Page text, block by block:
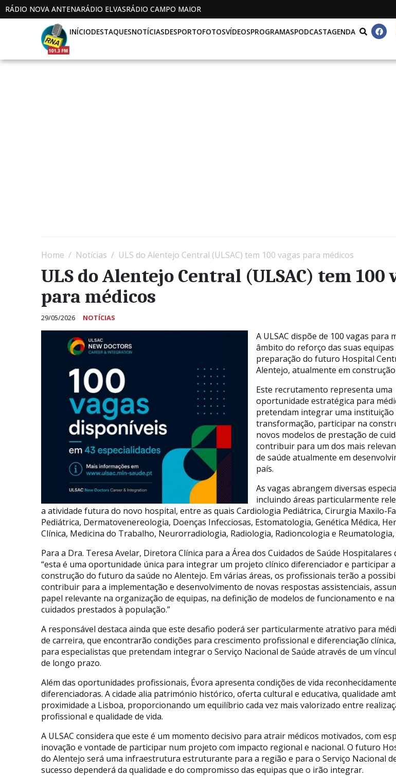
RÁDIO NOVA ANTENARÁDIO ELVASRÁDIO CAMPO MAIOR
INÍCIODESTAQUESNOTÍCIASDESPORTOFOTOSVÍDEOSPROGRAMASPODCASTAGENDA
Home Notícias ULS do Alentejo Central (ULSAC) tem 100 vagas para médicos
ULS do Alentejo Central (ULSAC) tem 100
para médicos
29/05/2026 NOTÍCIAS
A ULSAC dispõe de 100 vagas para
âmbito do reforço das suas equipas
preparação do futuro Hospital
Alentejo, atualmente em construção
Este recrutamento representa uma
oportunidade estratégica para
pretendam integrar uma instituição
transformação, participar na
novos modelos de prestação de
contribuir para um dos mais
de saúde atualmente em
país.
As vagas abrangem diversas
incluindo áreas particularmente
a atividade futura do novo hospital, entre as quais Cardiologia Pediátrica, Cirurgia Maxilo-
Pediátrica, Dermatovenereologia, Doenças Infecciosas, Estomatologia, Genética Médica,
Clínica, Medicina do Trabalho, Neurorradiologia, Radiologia, Radioncologia e
Para a Dra. Teresa Avelar, Diretora Clínica para a Área dos Cuidados de Saúde Hospitalares
“esta é uma oportunidade única para integrar um projeto clínico diferenciador e participar
construção do futuro da saúde no Alentejo. Em várias áreas, os profissionais terão a
contribuir para a implementação e desenvolvimento de novas respostas assistenciais,
papel relevante na organização de equipas, na definição de modelos de funcionamento e
cuidados prestados à população.”
A responsável destaca ainda que este desafio poderá ser particularmente atrativo para
de carreira, que encontrarão condições para crescimento profissional e diferenciação
para especialistas que pretendam integrar o Serviço Nacional de Saúde através de um
de longo prazo.
Além das oportunidades profissionais, Évora apresenta condições de vida reconhecidamente
diferenciadoras. A cidade alia património histórico, oferta cultural e educativa, qualidade
proximidade a Lisboa, proporcionando um equilíbrio cada vez mais valorizado entre
profissional e qualidade de vida.
A ULSAC considera que este é um momento decisivo para atrair médicos motivados, com
inovação e vontade de participar num projeto com impacto regional e nacional. O futuro
do Alentejo será uma infraestrutura estruturante para a região e para o Serviço Nacional
sucesso dependerá da qualidade e do compromisso das equipas que o irão integrar.